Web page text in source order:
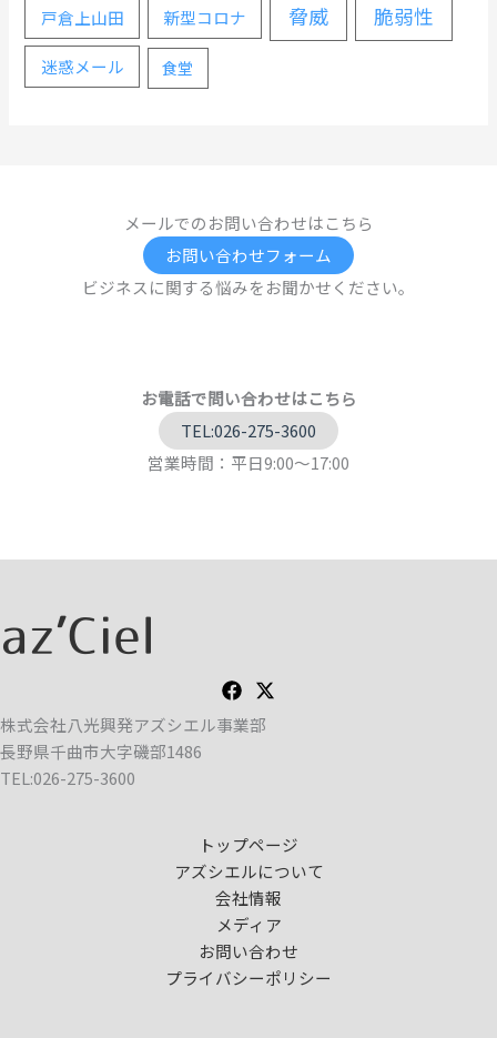
戸倉上山田 新型コロナ 脅威 脆弱性
迷惑メール 食堂
メールでのお問い合わせはこちら
お問い合わせフォーム
ビジネスに関する悩みをお聞かせください。
お電話で問い合わせはこちら
TEL:026-275-3600
営業時間：平日9:00～17:00
株式会社八光興発アズシエル事業部
長野県千曲市大字磯部1486
TEL:026-275-3600
トップページ
アズシエルについて
会社情報
メディア
お問い合わせ
プライバシーポリシー